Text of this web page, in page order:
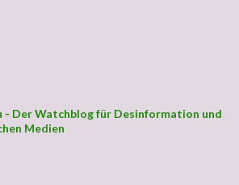
- Der Watchblog für Desinformation und
Medien